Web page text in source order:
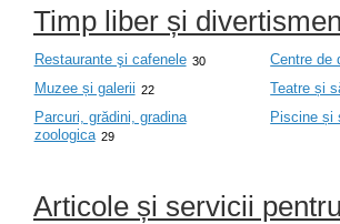
Timp liber și
Restaurante şi cafenele 30 Centre de
Muzee și galerii 22 Teatre și
Parcuri, grădini, gradina
zoologica 29
Piscine și
Articole și servicii